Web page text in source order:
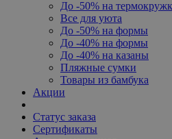
До -50% на
Все для уюта
До -50% на формы
До -40% на формы
До -40% на казаны
Пляжные сумки
Товары из бамбука
Акции
Статус заказа
Сертификаты